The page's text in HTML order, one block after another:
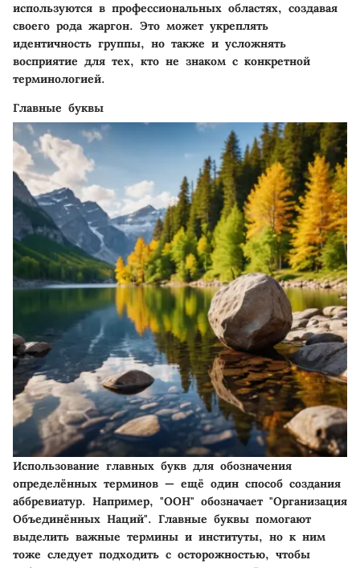
используются в профессиональных областях, создавая
своего рода жаргон. Это может укреплять
идентичность группы, но также и усложнять
восприятие для тех, кто не знаком с конкретной
терминологией.
Главные буквы
Использование главных букв для обозначения
определённых терминов — ещё один способ создания
аббревиатур. Например, "ООН" обозначает "Организация
Объединённых Наций". Главные буквы помогают
выделить важные термины и институты, но к ним
тоже следует подходить с осторожностью, чтобы